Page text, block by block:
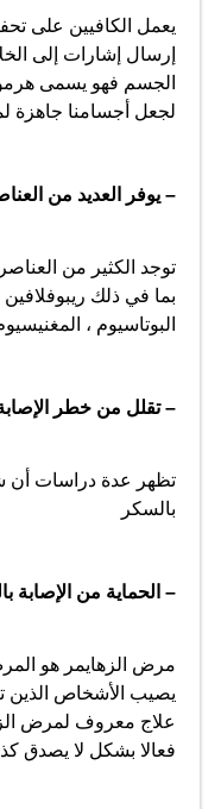
يعمل الكافيين على
إرسال إشارات إلى
الجسم فهو يسمى
لجعل أجسامنا جاهزة
– يوفر العديد من
توجد الكثير من
بما في ذلك ريبوفلافين
البوتاسيوم ،
– تقلل من خطر
تظهر عدة دراسات أن
بالسكر
– الحماية من الإصابة
مرض الزهايمر هو
علاج معروف لمرض
فعالا بشكل لا يصدق